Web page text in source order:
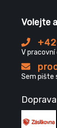
Volejte
V pracovní
Sem pište
Doprava